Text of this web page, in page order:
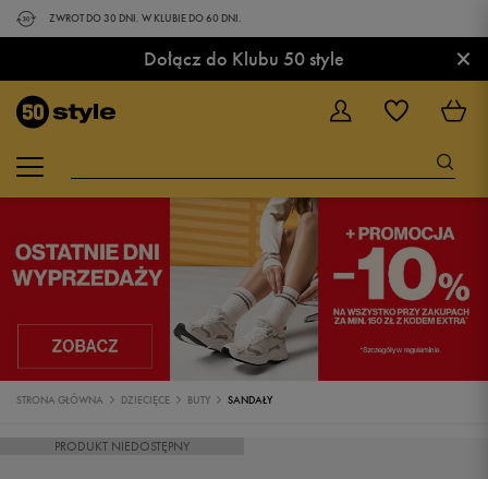
ZWROT DO 30 DNI. W KLUBIE DO 60 DNI.
Dołącz do Klubu 50 style ×
STRONA GŁÓWNA DZIECIĘCE BUTY SANDAŁY
PRODUKT NIEDOSTĘPNY